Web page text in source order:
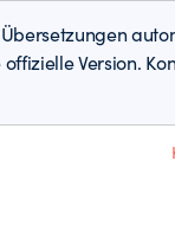
Version.